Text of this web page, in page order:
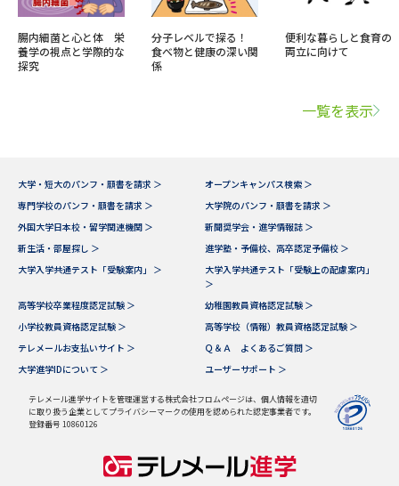
腸内細菌と心と体 栄
養学の視点と学際的な
探究
分子レベルで探る！
食べ物と健康の深い関
係
便利な暮らしと食育の
両立に向けて
一覧を表示
大学・短大のパンフ・願書を請求 ＞
オープンキャンパス検索 ＞
専門学校のパンフ・願書を請求 ＞
大学院のパンフ・願書を請求 ＞
外国大学日本校・留学関連機関 ＞
新聞奨学会・進学情報誌 ＞
新生活・部屋探し ＞
進学塾・予備校、高卒認定予備校 ＞
大学入学共通テスト「受験案内」 ＞
大学入学共通テスト「受験上の配慮案内」
＞
高等学校卒業程度認定試験 ＞
幼稚園教員資格認定試験 ＞
小学校教員資格認定試験 ＞
高等学校（情報）教員資格認定試験 ＞
テレメールお支払いサイト ＞
Ｑ＆Ａ よくあるご質問 ＞
大学進学IDについて ＞
ユーザーサポート ＞
テレメール進学サイトを管理運営する株式会社フロムページは、個人情報を適切
に取り扱う企業としてプライバシーマークの使用を認められた認定事業者です。
登録番号 10860126